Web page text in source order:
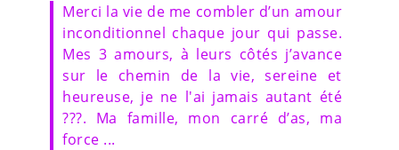
Merci la vie de me combler d’un amour
inconditionnel chaque jour qui passe.
Mes 3 amours, à leurs côtés j’avance
sur le chemin de la vie, sereine et
heureuse, je ne l'ai jamais autant été
???. Ma famille, mon carré d’as, ma
force ...